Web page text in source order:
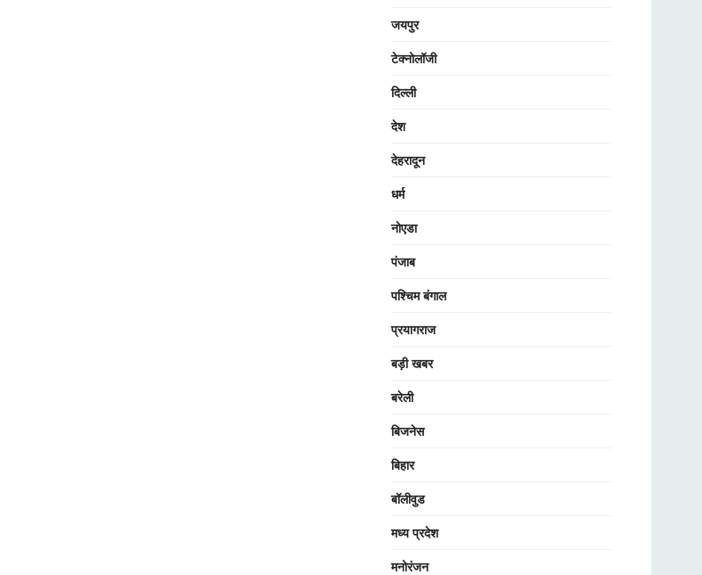
जयपुर
टेक्नोलॉजी
दिल्ली
देश
देहरादून
धर्म
नोएडा
पंजाब
पश्चिम बंगाल
प्रयागराज
बड़ी खबर
बरेली
बिजनेस
बिहार
बॉलीवुड
मध्य प्रदेश
मनोरंजन